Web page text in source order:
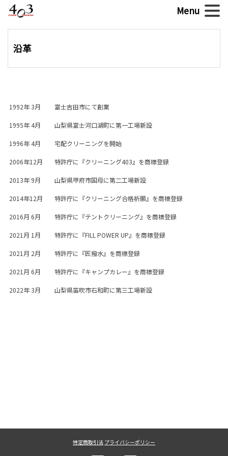
沿革
1992年 3月 富士吉田市にて創業
1995年 4月 山梨県富士河口湖町に第一工場新設
1996年 4月 宅配クリーニングを開始
2006年12月 特許庁に『クリーニング403』を商標登録
2013年 9月 山梨県甲府市国母に第二工場新設
2014年12月 特許庁に『クリーニング合格祈願』を商標登録
2016月 6月 特許庁に『テントクリーニング』を商標登録
2021月 1月 特許庁に『FILL POWER UP』を商標登録
2021月 2月 特許庁に『匠撥水』を商標登録
2021月 6月 特許庁に『キャンプカレー』を商標登録
2022年 3月 山梨県笛吹市石和町に第三工場新設
特定商取引法 プライバシーポリシー